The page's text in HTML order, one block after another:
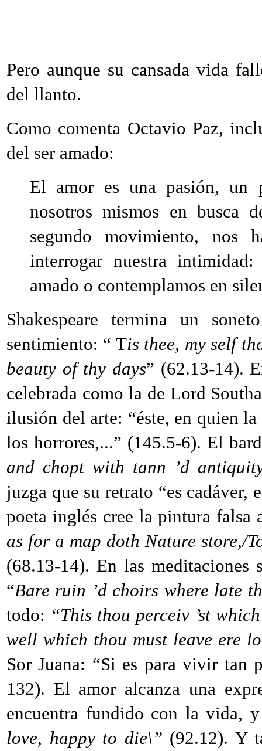
Pero aunque su cansada vida
del llanto.
Como comenta Octavio Paz,
del ser amado:
El amor es una pasión, un
nosotros mismos en busca
segundo movimiento, nos
interrogar nuestra
amado o contemplamos en
Shakespeare termina un
sentimiento: “ Tis thee, my self
beauty of thy days” (62.13-14).
celebrada como la de Lord
ilusión del arte: “éste, en quien
los horrores,...” (145.5-6). El
and chopt with tann ’d
juzga que su retrato “es cadáver,
poeta inglés cree la pintura
as for a map doth Nature store,/
(68.13-14). En las meditaciones
“Bare ruin ’d choirs where late
todo: “This thou perceiv ’st
well which thou must leave ere
Sor Juana: “Si es para vivir tan
132). El amor alcanza una
encuentra fundido con la vida,
love, happy to die\” (92.12). Y